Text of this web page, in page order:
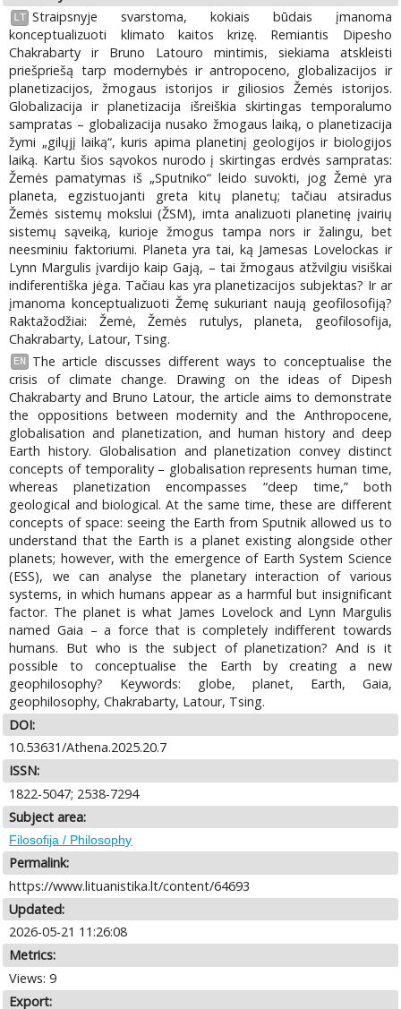
LT Straipsnyje svarstoma, kokiais būdais įmanoma
konceptualizuoti klimato kaitos krizę. Remiantis Dipesho
Chakrabarty ir Bruno Latouro mintimis, siekiama atskleisti
priešpriešą tarp modernybės ir antropoceno, globalizacijos ir
planetizacijos, žmogaus istorijos ir giliosios Žemės istorijos.
Globalizacija ir planetizacija išreiškia skirtingas temporalumo
sampratas – globalizacija nusako žmogaus laiką, o planetizacija
žymi „gilųjį laiką“, kuris apima planetinį geologijos ir biologijos
laiką. Kartu šios sąvokos nurodo į skirtingas erdvės sampratas:
Žemės pamatymas iš „Sputniko“ leido suvokti, jog Žemė yra
planeta, egzistuojanti greta kitų planetų; tačiau atsiradus
Žemės sistemų mokslui (ŽSM), imta analizuoti planetinę įvairių
sistemų sąveiką, kurioje žmogus tampa nors ir žalingu, bet
neesminiu faktoriumi. Planeta yra tai, ką Jamesas Lovelockas ir
Lynn Margulis įvardijo kaip Gają, – tai žmogaus atžvilgiu visiškai
indiferentiška jėga. Tačiau kas yra planetizacijos subjektas? Ir ar
įmanoma konceptualizuoti Žemę sukuriant naują geofilosofiją?
Raktažodžiai: Žemė, Žemės rutulys, planeta, geofilosofija,
Chakrabarty, Latour, Tsing.
EN
The article discusses different ways to conceptualise the
crisis of climate change. Drawing on the ideas of Dipesh
Chakrabarty and Bruno Latour, the article aims to demonstrate
the oppositions between modernity and the Anthropocene,
globalisation and planetization, and human history and deep
Earth history. Globalisation and planetization convey distinct
concepts of temporality – globalisation represents human time,
whereas planetization encompasses “deep time,” both
geological and biological. At the same time, these are different
concepts of space: seeing the Earth from Sputnik allowed us to
understand that the Earth is a planet existing alongside other
planets; however, with the emergence of Earth System Science
(ESS), we can analyse the planetary interaction of various
systems, in which humans appear as a harmful but insignificant
factor. The planet is what James Lovelock and Lynn Margulis
named Gaia – a force that is completely indifferent towards
humans. But who is the subject of planetization? And is it
possible to conceptualise the Earth by creating a new
geophilosophy? Keywords: globe, planet, Earth, Gaia,
geophilosophy, Chakrabarty, Latour, Tsing.
DOI:
10.53631/Athena.2025.20.7
ISSN:
1822-5047; 2538-7294
Subject area:
Filosofija / Philosophy
Permalink:
https://www.lituanistika.lt/content/64693
Updated:
2026-05-21 11:26:08
Metrics:
Views: 9
Export: